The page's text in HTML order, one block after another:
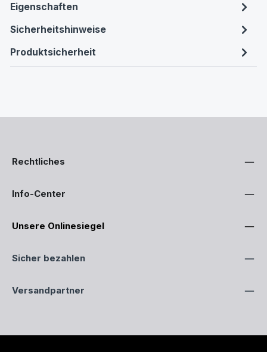
Eigenschaften
Sicherheitshinweise
Produktsicherheit
Rechtliches
Info-Center
Unsere Onlinesiegel
Sicher bezahlen
Versandpartner